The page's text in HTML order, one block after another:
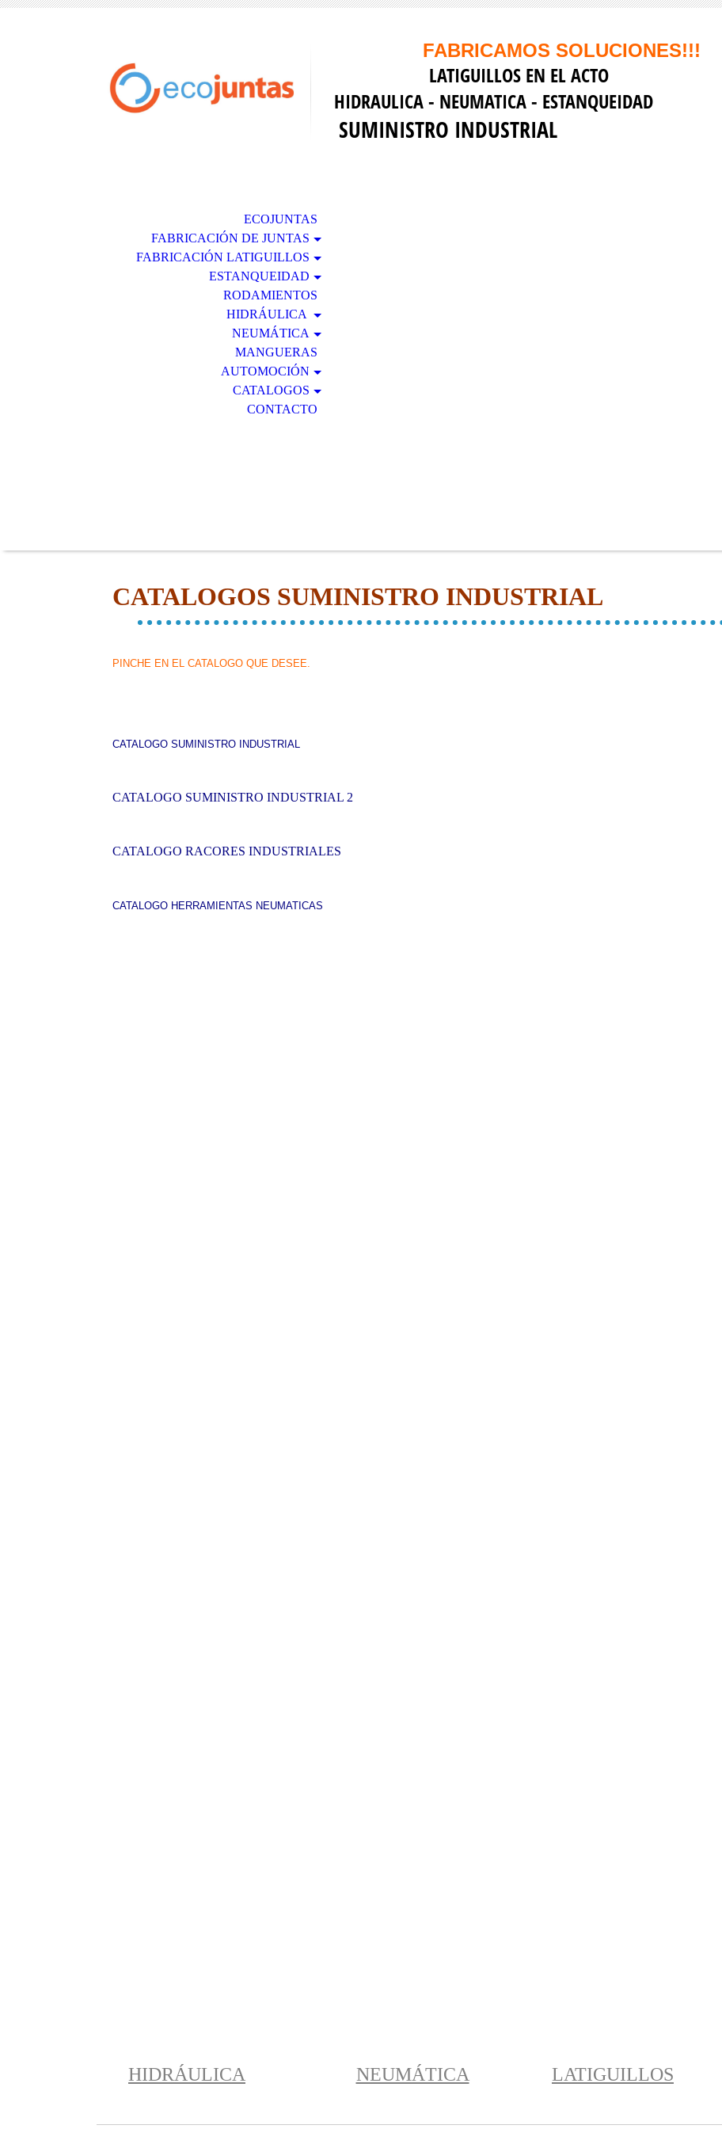
FABRICAMOS SOLUCIONES!!!
LATIGUILLOS EN EL ACTO
HIDRAULICA - NEUMATICA - ESTANQUEIDAD
SUMINISTRO INDUSTRIAL
ECOJUNTAS
FABRICACIÓN DE JUNTAS
FABRICACIÓN LATIGUILLOS
ESTANQUEIDAD
RODAMIENTOS
HIDRÁULICA
NEUMÁTICA
MANGUERAS
AUTOMOCIÓN
CATALOGOS
CONTACTO
CATALOGOS SUMINISTRO INDUSTRIAL
PINCHE EN EL CATALOGO QUE DESEE.
CATALOGO SUMINISTRO INDUSTRIAL
CATALOGO SUMINISTRO INDUSTRIAL 2
CATALOGO RACORES INDUSTRIALES
CATALOGO HERRAMIENTAS NEUMATICAS
HIDRÁULICA NEUMÁTICA LATIGUILLOS